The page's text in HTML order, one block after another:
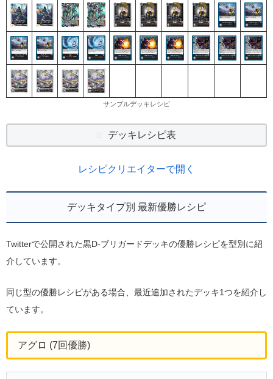
サンプルデッキレシピ
デッキレシピ表
レシピクリエイターで開く
デッキタイプ別 最新優勝レシピ
Twitterで公開された黒D-ブリガードデッキの優勝レシピを型別に紹
介しています。
同じ型の優勝レシピがある場合、最近追加されたデッキ1つを紹介し
ています。
アグロ (7回優勝)